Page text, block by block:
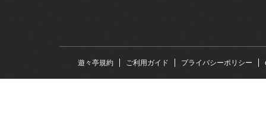
遊々亭規約 ご利用ガイド プライバシーポリシー